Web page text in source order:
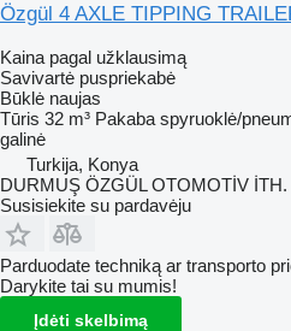
Özgül 4 AXLE TIPPING
Kaina pagal užklausimą
Savivartė puspriekabė
Būklė naujas
Tūris 32 m³ Pakaba spyruoklė/
galinė
Turkija, Konya
DURMUŞ ÖZGÜL OTOMOTİV
Susisiekite su pardavėju
Parduodate techniką ar transporto
Darykite tai su mumis!
Įdėti skelbimą